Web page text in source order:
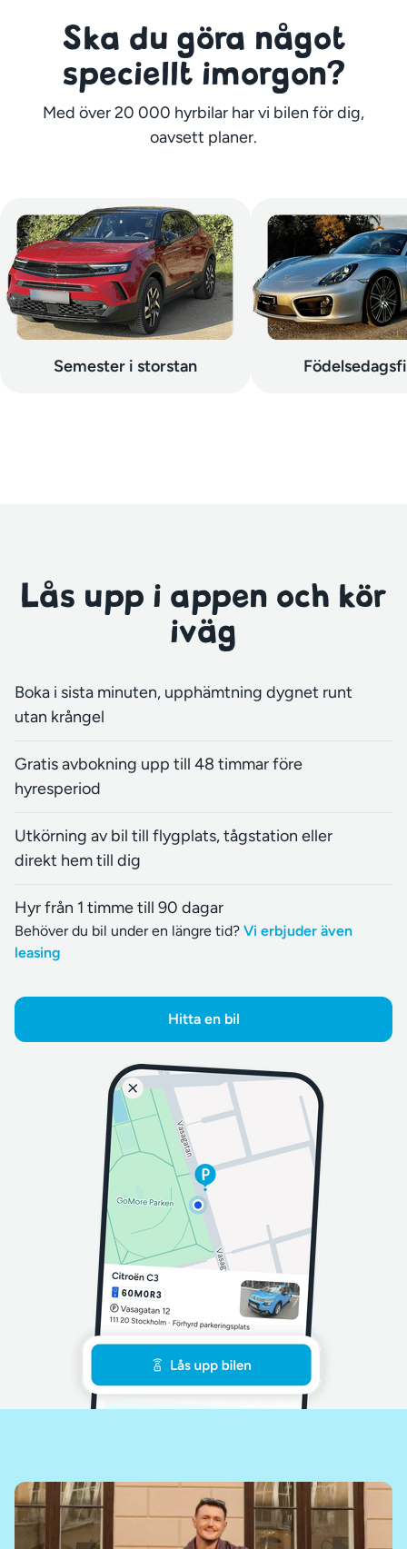
Ska du göra något
speciellt imorgon?
Med över 20 000 hyrbilar har vi bilen för dig,
oavsett planer.
Semester i storstan
Lås upp i appen och kör
iväg
Boka i sista minuten, upphämtning dygnet runt
utan krångel
Gratis avbokning upp till 48 timmar före
hyresperiod
Utkörning av bil till flygplats, tågstation eller
direkt hem till dig
Hyr från 1 timme till 90 dagar
Behöver du bil under en längre tid? Vi erbjuder även
leasing
Hitta en bil